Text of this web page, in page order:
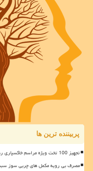
پربیننده ترین ها
تجهیز 100 تخت ویژه مراسم خاکسپاری رهبر شهید در بیمارستان صحرایی مصلی به علاوه فیلم
مصرف بی رویه مکمل های چربی سوز